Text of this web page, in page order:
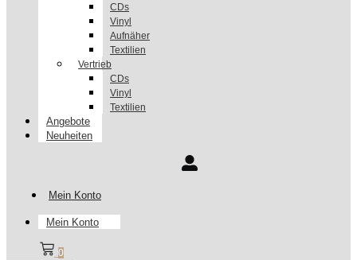
CDs
Vinyl
Aufnäher
Textilien
Vertrieb
CDs
Vinyl
Textilien
Angebote
Neuheiten
Mein Konto
Mein Konto
0